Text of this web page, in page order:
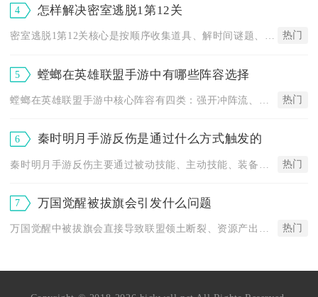
4 怎样解决密室逃脱1第12关
热门
5 螳螂在英雄联盟手游中有哪些阵容选择
热门
6 秦时明月手游反伤是通过什么方式触发的
热门
7 万国觉醒被拔旗会引发什么问题
万国觉醒中被拔旗会直接导致联盟领土断裂、资源产出锐减、战略通... 热门